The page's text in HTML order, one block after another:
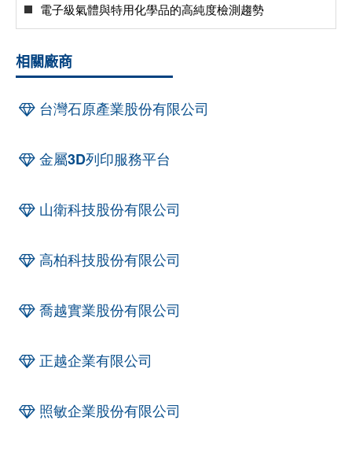
電子級氣體與特用化學品的高純度檢測趨勢
相關廠商
台灣石原產業股份有限公司
金屬3D列印服務平台
山衛科技股份有限公司
高柏科技股份有限公司
喬越實業股份有限公司
正越企業有限公司
照敏企業股份有限公司